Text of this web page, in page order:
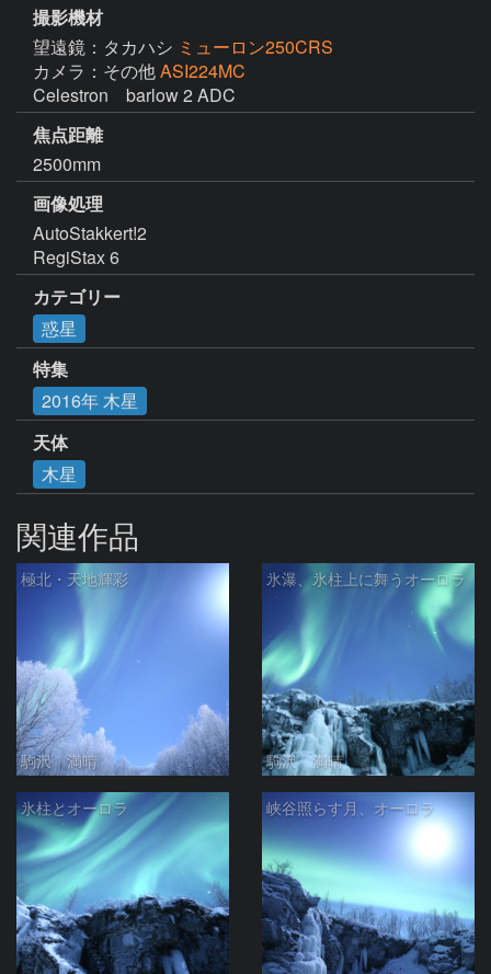
撮影機材
望遠鏡：タカハシ ミューロン250CRS
カメラ：その他ASI224MC
Celestron　barlow 2 ADC
焦点距離
2500mm
画像処理
AutoStakkert!2
RegiStax 6
カテゴリー
惑星
特集
2016年 木星
天体
木星
関連作品
極北・天地輝彩
駒沢 満晴
氷瀑、氷柱上に舞うオーロラ
駒沢 満晴
氷柱とオーロラ 峡谷照らす月、オーロラ